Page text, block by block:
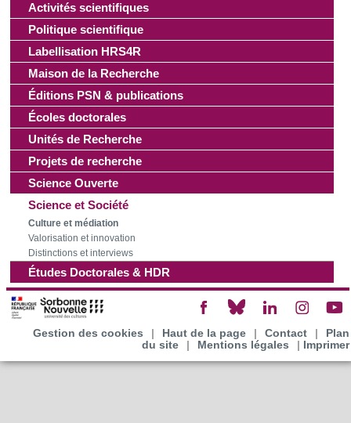
Activités scientifiques
Politique scientifique
Labellisation HRS4R
Maison de la Recherche
Éditions PSN & publications
Écoles doctorales
Unités de Recherche
Projets de recherche
Science Ouverte
Science et Société
Culture et médiation
Valorisation et innovation
Distinctions et interviews
Études Doctorales & HDR
Gestion des cookies Haut de la page Contact
Plan
du site
Mentions légales Imprimer